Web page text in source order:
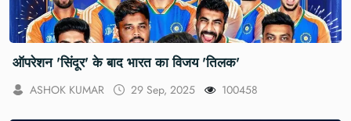
ऑपरेशन 'सिंदूर' के बाद भारत का विजय 'तिलक'
ASHOK KUMAR 29 Sep, 2025 100458